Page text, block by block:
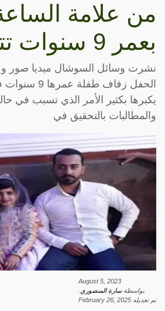
من علامة
بعمر 9 سنوات تتزوج من
نشرت وسائل السوشال ميديا صور و
الحفل زفاف
يكبرها بكثير الأمر الذي تسبب في
والمطالبات بالتحقيق في
August 5, 2023
بواسطةسارة المنصوري
تم تعديله February 26, 2025